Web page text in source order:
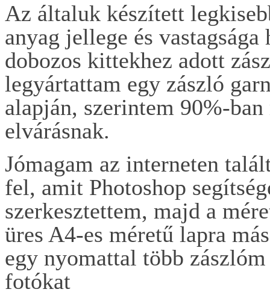
Az általuk készített
anyag jellege és
dobozos kittekhez adott
legyártattam egy zászló
alapján, szerintem 90%-
elvárásnak.
Jómagam az interneten
fel, amit Photoshop
szerkesztettem, majd a
üres A4-es méretű lapra
egy nyomattal több
fotókat